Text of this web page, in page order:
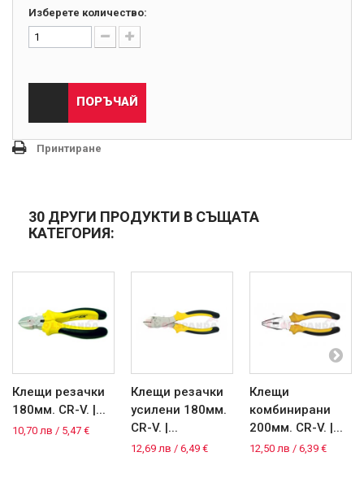
Изберете количество:
ПОРЪЧАЙ
Принтиране
30 ДРУГИ ПРОДУКТИ В СЪЩАТА
КАТЕГОРИЯ:
Клещи резачки
180мм. CR-V. |...
10,70 лв / 5,47 €
Клещи резачки
усилени 180мм.
CR-V. |...
12,69 лв / 6,49 €
Клещи
комбинирани
200мм. CR-V. |...
12,50 лв / 6,39 €